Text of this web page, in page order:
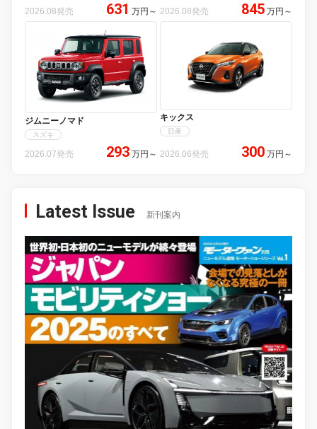
2026.08発売 631 万円 ～ 2026.08発売 845 万円 ～
ジムニーノマド
スズキ
2026.07発売 293 万円 ～
キックス
日産
2026.06発売 300 万円 ～
Latest Issue 新刊案内